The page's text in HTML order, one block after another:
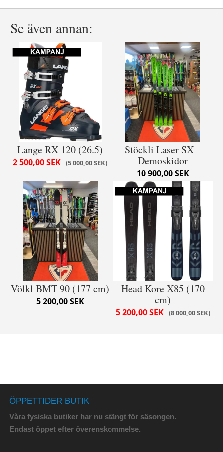
Se även annan:
Lange RX 120 (26.5)
5 000,00 SEK
2 500,00 SEK
Stöckli Laser SX –
Demoskidor
10 900,00 SEK
Völkl BMT 90 (177 cm)
5 200,00 SEK
Head Kore X85 (170
cm)
8 000,00 SEK
5 200,00 SEK
ÖPPETTIDER BUTIK
Våra fysiska butiker har nu stängt för säsongen.
Endast öppet efter överenskommelse.